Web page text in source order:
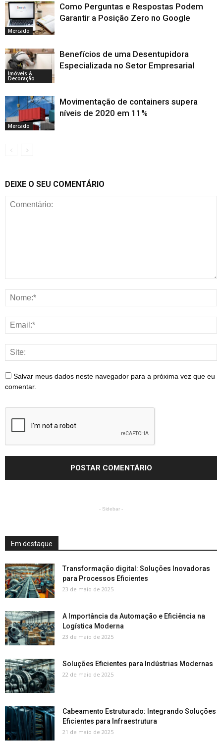
Mercado
Como Perguntas e Respostas Podem
Garantir a Posição Zero no Google
Imóveis &
Decoração
Benefícios de uma Desentupidora
Especializada no Setor Empresarial
Mercado
Movimentação de containers supera
níveis de 2020 em 11%
DEIXE O SEU COMENTÁRIO
Salvar meus dados neste navegador para a próxima vez que eu
comentar.
- Sidebar -
Em destaque
Transformação digital: Soluções Inovadoras
para Processos Eficientes
23 de maio de 2025
A Importância da Automação e Eficiência na
Logística Moderna
23 de maio de 2025
Soluções Eficientes para Indústrias Modernas
22 de maio de 2025
Cabeamento Estruturado: Integrando Soluções
Eficientes para Infraestrutura
21 de maio de 2025